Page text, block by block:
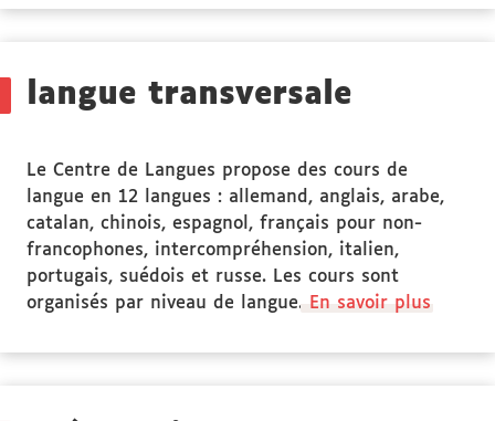
des
langue transversale
Le Centre de Langues propose des cours de
langue en 12 langues : allemand, anglais, arabe,
catalan, chinois, espagnol, français pour non-
francophones, intercompréhension, italien,
portugais, suédois et russe. Les cours sont
organisés par niveau de langue.
En savoir plus